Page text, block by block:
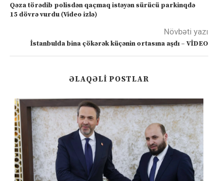
Qəza törədib polisdən qaçmaq istəyən sürücü parkinqdə
15 dövrə vurdu (Video izlə)
Növbəti yazı
İstanbulda bina çökərək küçənin ortasına aşdı – VİDEO
ƏLAQƏLI POSTLAR